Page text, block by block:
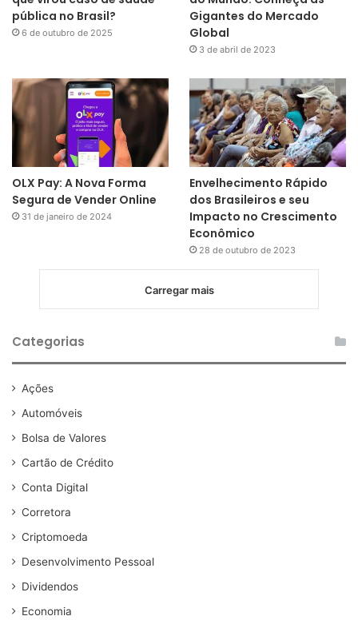
pública no Brasil?
6 de outubro de 2025
Gigantes do Mercado
Global
3 de abril de 2023
OLX Pay: A Nova Forma
Segura de Vender Online
31 de janeiro de 2024
Envelhecimento Rápido
dos Brasileiros e seu
Impacto no Crescimento
Econômico
28 de outubro de 2023
Carregar mais
Categorias
Ações
Automóveis
Bolsa de Valores
Cartão de Crédito
Conta Digital
Corretora
Criptomoeda
Desenvolvimento Pessoal
Dividendos
Economia